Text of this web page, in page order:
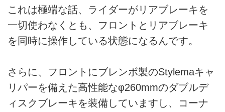
これは極端な話、ライダーがリアブレーキを
一切使わなくとも、フロントとリアブレーキ
を同時に操作している状態になるんです。
さらに、フロントにブレンボ製のStylemaキャ
リパーを備えた高性能なφ260mmのダブルデ
ィスクブレーキを装備していますし、コーナ